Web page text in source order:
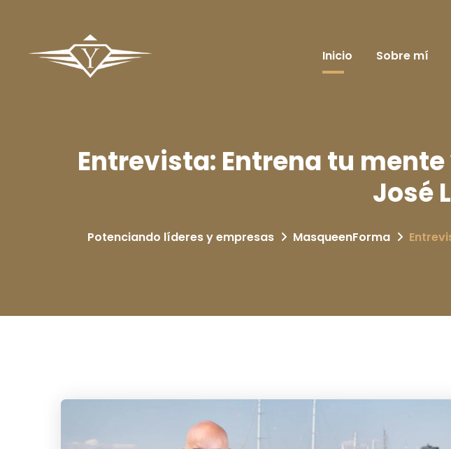
Inicio Sobre mí
Entrevista: Entrena tu
José
Potenciando líderes y empresas MasqueenForma